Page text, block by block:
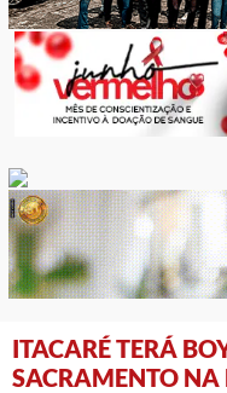
ITACARÉ TERÁ
SACRAMENTO NA